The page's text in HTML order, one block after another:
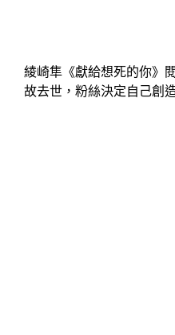
綾崎隼《獻給想死的你》
故去世，粉絲決定自己創